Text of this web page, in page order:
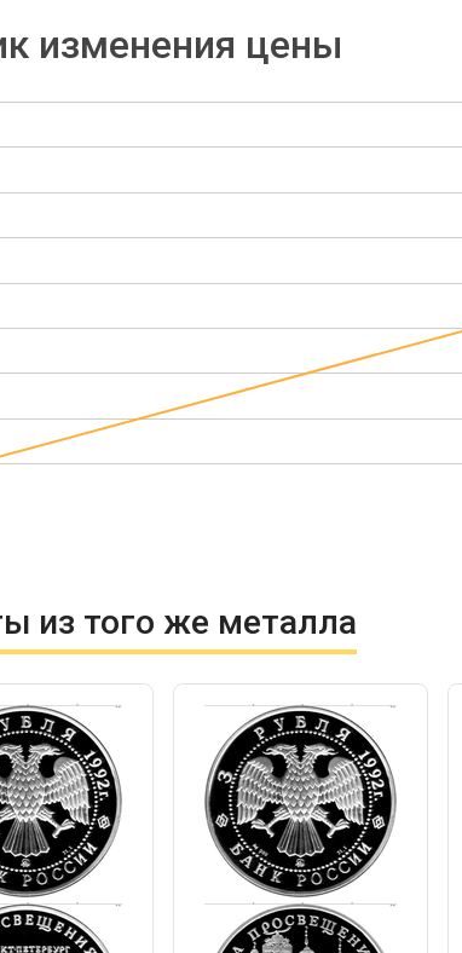
изменения цены
из того же металла